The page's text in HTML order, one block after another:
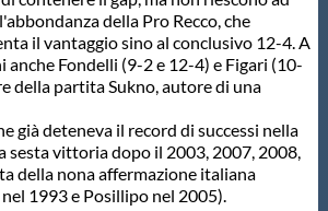
della Pro Recco, che
il vantaggio sino al conclusivo 12-4. A
anche Fondelli (9-2 e 12-4) e Figari (10-
della partita Sukno, autore di una
già deteneva il record di successi nella
sesta vittoria dopo il 2003, 2007, 2008,
della nona affermazione italiana
1993 e Posillipo nel 2005).